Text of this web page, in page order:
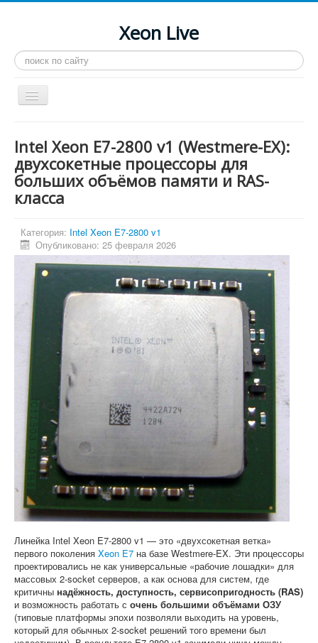
Xeon Live
Искать...
Toggle
Navigation
LGA 2011-3
LGA 2011
Процессоры
Инструкции
Рейтинги
Конференция
Системные программы
Софт
Intel Xeon E7-2800 v1 (Westmere-EX):
двухсокетные процессоры для
больших объёмов памяти и RAS-
класса
Категория: Intel Xeon E7-2800 v1
Опубликовано: 25 февраля 2026
Линейка Intel Xeon E7-2800 v1 — это «двухсокетная ветка»
первого поколения Xeon E7 на базе Westmere-EX. Эти процессоры
проектировались не как универсальные «рабочие лошадки» для
массовых 2-socket серверов, а как основа для систем, где
критичны надёжность, доступность, сервисопригодность (RAS)
и возможность работать с очень большими объёмами ОЗУ
(типовые платформы эпохи позволяли выходить на уровень,
который для обычных 2-socket решений того времени был